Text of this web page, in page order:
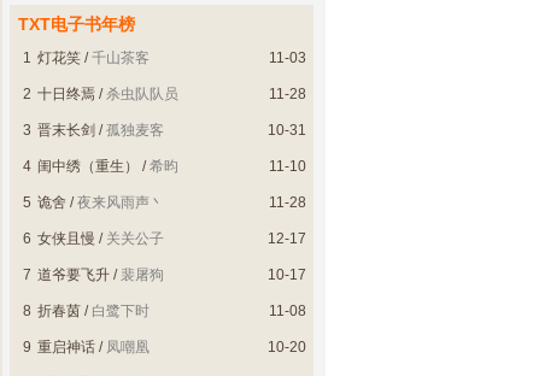
TXT电子书年榜
11-03
1 灯花笑 /千山茶客
11-28
2 十日终焉 / 杀虫队队员
10-31
3 晋末长剑 /孤独麦客
11-10
4 闺中绣（重生） /希昀
11-28
5 诡舍 /夜来风雨声丶
12-17
6 女侠且慢 / 关关公子
10-17
7 道爷要飞升 / 裴屠狗
11-08
8 折春茵 / 白鹭下时
10-20
9 重启神话 / 凤嘲凰